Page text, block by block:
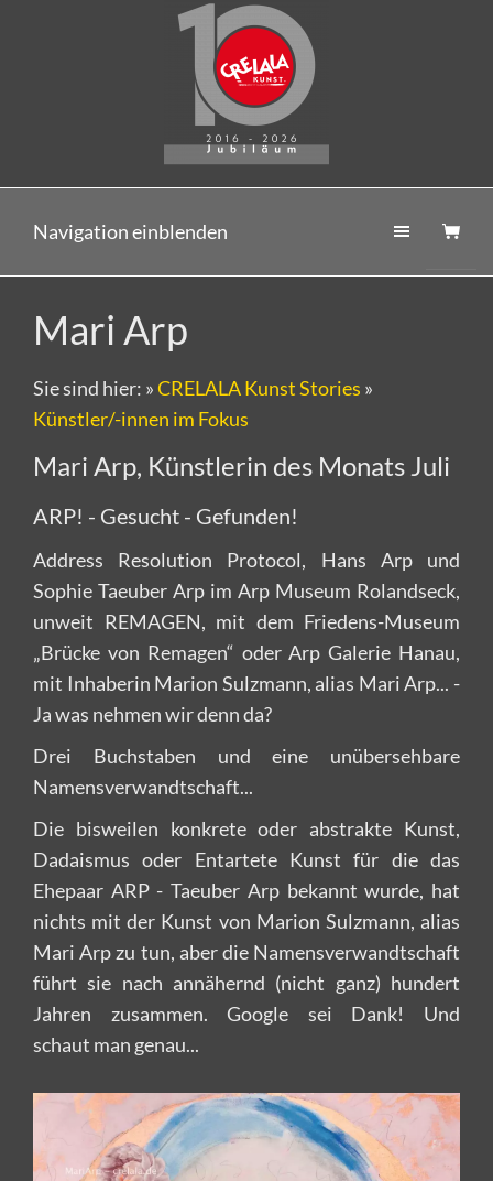
Navigation einblenden
Mari Arp
Sie sind hier: »CRELALA Kunst Stories »
Künstler/-innen im Fokus
Mari Arp, Künstlerin des Monats Juli
ARP! - Gesucht - Gefunden!
Address Resolution Protocol, Hans Arp und
Sophie Taeuber Arp im Arp Museum Rolandseck,
unweit REMAGEN, mit dem Friedens-Museum
„Brücke von Remagen“ oder Arp Galerie Hanau,
mit Inhaberin Marion Sulzmann, alias Mari Arp... -
Ja was nehmen wir denn da?
Drei Buchstaben und eine unübersehbare
Namensverwandtschaft...
Die bisweilen konkrete oder abstrakte Kunst,
Dadaismus oder Entartete Kunst für die das
Ehepaar ARP - Taeuber Arp bekannt wurde, hat
nichts mit der Kunst von Marion Sulzmann, alias
Mari Arp zu tun, aber die Namensverwandtschaft
führt sie nach annähernd (nicht ganz) hundert
Jahren zusammen. Google sei Dank! Und
schaut man genau...